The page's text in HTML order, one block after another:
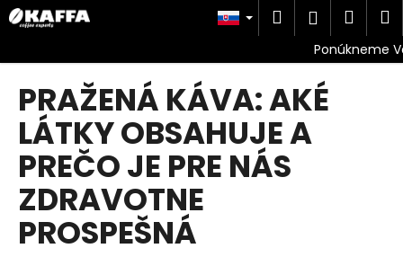
Prejsť
na
Hľadať
košík
PRAŽENÁ KÁVA: AKÉ
LÁTKY OBSAHUJE A
PREČO JE PRE NÁS
ZDRAVOTNE
PROSPEŠNÁ
K
o
š
Č
o
p
o
t
r
e